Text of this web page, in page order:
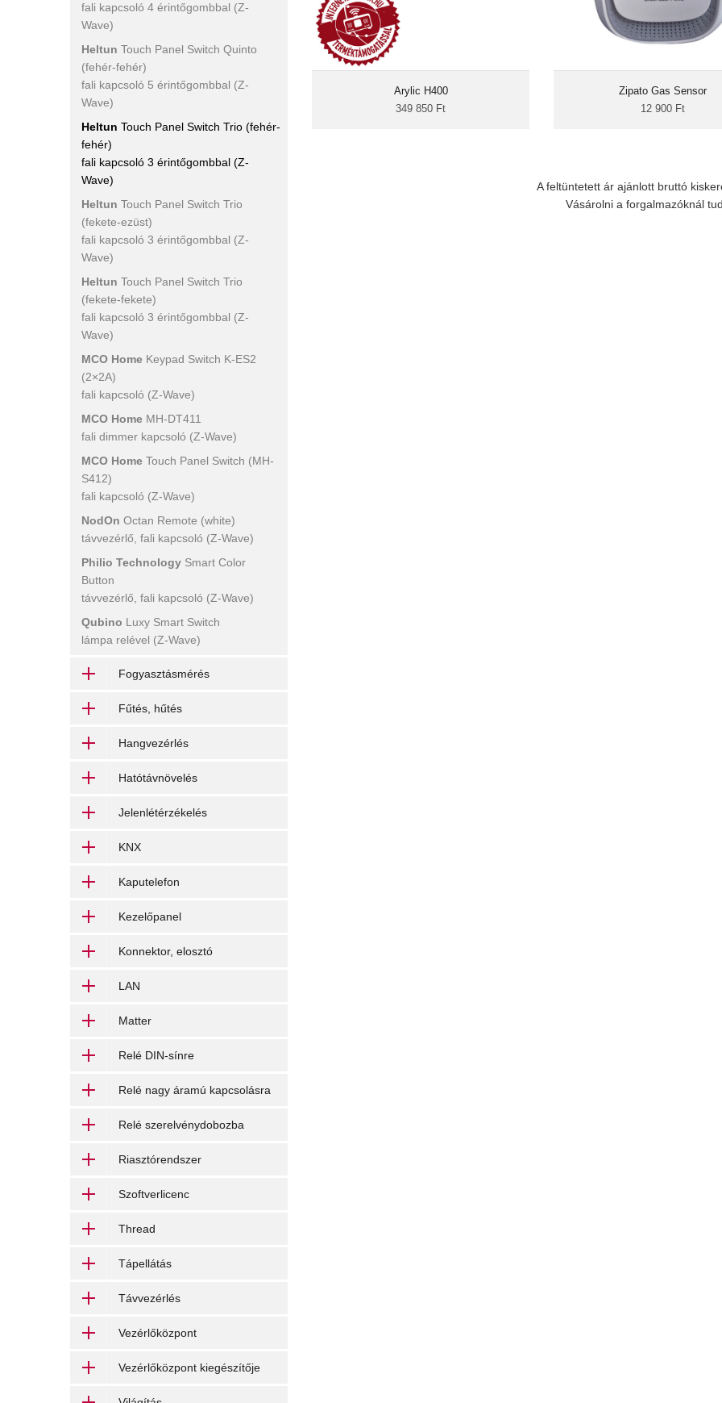
Arylic H400
349 850 Ft
4-zónás hálózati zenelejátszó rack
szekrénybe szerelhető (1U magas)
kivitelben. Ha legalább 4 helyiséget
sztereó zenével, a H400 egyben biztosítja a
4 lejátszót. Analóg és digitális (optikai és
Zipato Gas Sensor
12 900 Ft
Az észrevétlen gázszivárgás
jelent mind
szivárgást, azt hangriasztással
erről a Z-Wave központnak
A feltüntetett ár ajánlott bruttó
Vásárolni a forgalmazóknál
fali kapcsoló 4 érintőgombbal (Z-
Wave)
Heltun Touch Panel Switch Quinto
(fehér-fehér)
fali kapcsoló 5 érintőgombbal (Z-
Wave)
Heltun Touch Panel Switch Trio (fehér-
fehér)
fali kapcsoló 3 érintőgombbal (Z-
Wave)
Heltun Touch Panel Switch Trio
(fekete-ezüst)
fali kapcsoló 3 érintőgombbal (Z-
Wave)
Heltun Touch Panel Switch Trio
(fekete-fekete)
fali kapcsoló 3 érintőgombbal (Z-
Wave)
MCO Home Keypad Switch K-ES2
(2×2A)
fali kapcsoló (Z-Wave)
MCO Home MH-DT411
fali dimmer kapcsoló (Z-Wave)
MCO Home Touch Panel Switch (MH-
S412)
fali kapcsoló (Z-Wave)
NodOn Octan Remote (white)
távvezérlő, fali kapcsoló (Z-Wave)
Philio Technology Smart Color
Button
távvezérlő, fali kapcsoló (Z-Wave)
Qubino Luxy Smart Switch
lámpa relével (Z-Wave)
Fogyasztásmérés
Fűtés, hűtés
Hangvezérlés
Hatótávnövelés
Jelenlétérzékelés
KNX
Kaputelefon
Kezelőpanel
Konnektor, elosztó
LAN
Matter
Relé DIN-sínre
Relé nagy áramú kapcsolásra
Relé szerelvénydobozba
Riasztórendszer
Szoftverlicenc
Thread
Tápellátás
Távvezérlés
Vezérlőközpont
Vezérlőközpont kiegészítője